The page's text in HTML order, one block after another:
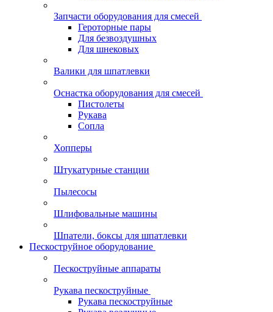
Запчасти оборудования для смесей
Героторные пары
Для безвоздушных
Для шнековых
Валики для шпатлевки
Оснастка оборудования для смесей
Пистолеты
Рукава
Сопла
Хопперы
Штукатурные станции
Пылесосы
Шлифовальные машины
Шпатели, боксы для шпатлевки
Пескоструйное оборудование
Пескоструйные аппараты
Рукава пескоструйные
Рукава пескоструйные